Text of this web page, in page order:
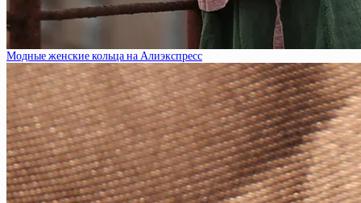
Модные женские кольца на Алиэкспресс